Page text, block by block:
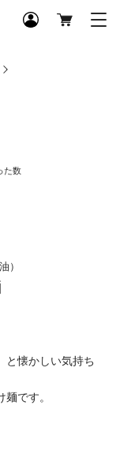
た数
）
と懐かしい気持ち
です。